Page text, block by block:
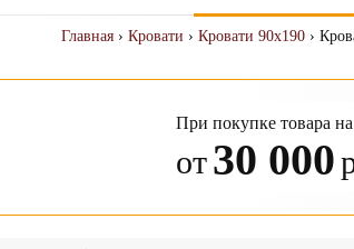
Главная› Кровати › Кровати 90х190›
При покупке товара
от30 000